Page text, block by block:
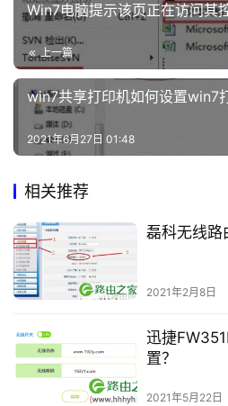
o
g
i
路
器
设
置
见
问
的问题。
推荐阅读：
电脑插入U盘后CPU占
以上就是关于-常见问题-
原创文章，作者：常见问题，如若
https://www.224m.com/
Win7电脑提示该页正在访问其
上一篇
win7共享打印机如何设置win7
2021年6月27日 01:48
相关推荐
磊科无线路
2021年2月8日
迅捷
置？
2021年5月22日